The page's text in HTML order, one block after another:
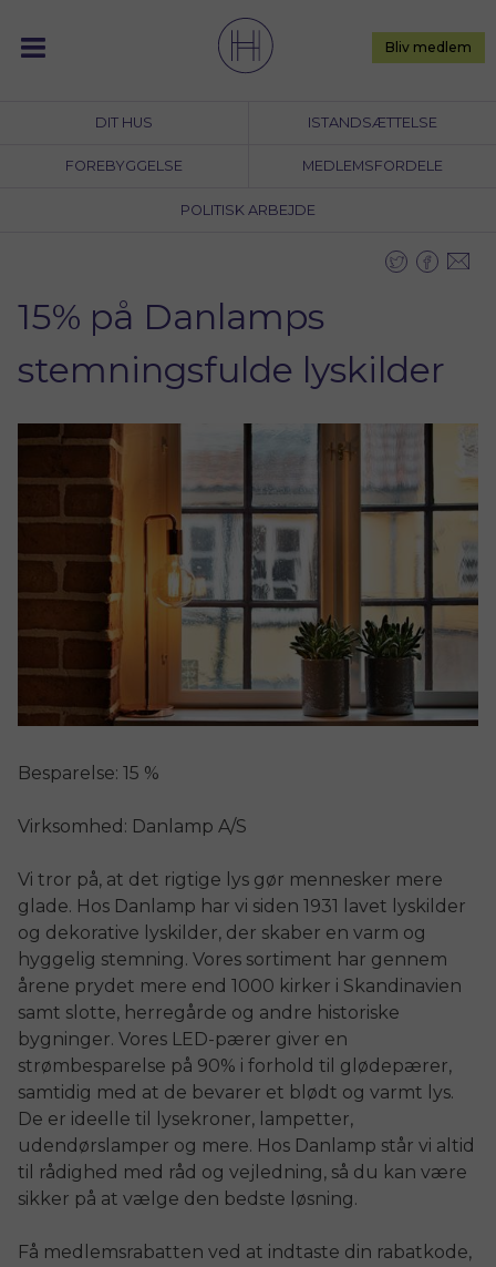
content
DIT HUS ISTANDSÆTTELSE
FOREBYGGELSE MEDLEMSFORDELE
POLITISK ARBEJDE
Bliv medlem
15% på Danlamps
stemningsfulde lyskilder
Besparelse: 15 %
Virksomhed: Danlamp A/S
Vi tror på, at det rigtige lys gør mennesker mere
glade. Hos Danlamp har vi siden 1931 lavet lyskilder
og dekorative lyskilder, der skaber en varm og
hyggelig stemning. Vores sortiment har gennem
årene prydet mere end 1000 kirker i Skandinavien
samt slotte, herregårde og andre historiske
bygninger. Vores LED-pærer giver en
strømbesparelse på 90% i forhold til glødepærer,
samtidig med at de bevarer et blødt og varmt lys.
De er ideelle til lysekroner, lampetter,
udendørslamper og mere. Hos Danlamp står vi altid
til rådighed med råd og vejledning, så du kan være
sikker på at vælge den bedste løsning.
Få medlemsrabatten ved at indtaste din rabatkode,